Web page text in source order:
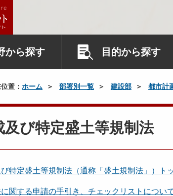
から探す 目的から探す
置： ホーム 部署別一覧 建設部 都市計
及び特定盛土等規制法
特定盛土等規制法（通称「盛土規制法」）ト
関する申請の手引き、チェックリストについ